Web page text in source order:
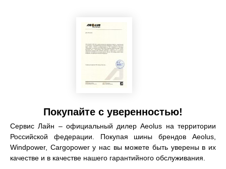
Покупайте с уверенностью!
Сервис Лайн – официальный дилер Aeolus на территории
Российской федерации. Покупая шины брендов Aeolus,
Windpower, Cargopower у нас вы можете быть уверены в их
качестве и в качестве нашего гарантийного обслуживания.